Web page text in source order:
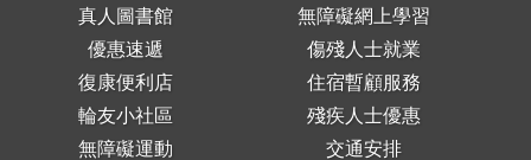
真人圖書館
優惠速遞
復康便利店
輪友小社區
無障礙運動
無障礙網上學習
傷殘人士就業
住宿暫顧服務
殘疾人士優惠
交通安排